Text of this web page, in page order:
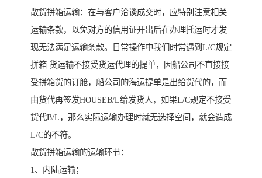
散货拼箱运输：在与客户洽谈成交时，应特别注意相关
运输条款，以免对方的信用证开出后在办理托运时才发
现无法满足运输条款。日常操作中我们时常遇到L/C规定
拼箱 货运输不接受货运代理的提单，因船公司不直接接
受拼箱货的订舱，船公司的海运提单是出给货代的，而
由货代再签发HOUSEB/L给发货人，如果L/C规定不接受
货代B/L，那么实际运输办理时就无选择空间，就会造成
L/C的不符。
散货拼箱运输的运输环节：
1、内陆运输；